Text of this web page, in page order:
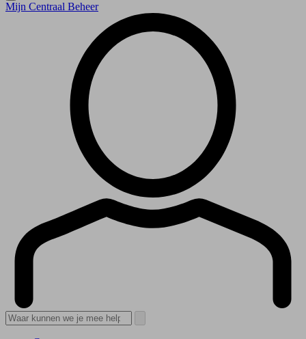
Mijn Centraal Beheer